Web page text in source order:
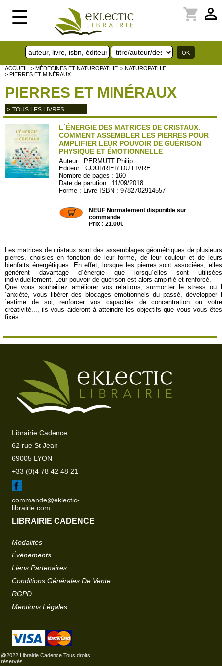
☰ perm_identity
shopping_cart
ACCUEIL > MÉDECINES ET NATUROPATHIE > NATUROPATHIE
> PIERRES ET MINÉRAUX
PIERRES ET MINÉRAUX
> TOUS LES LIVRES
L´ÉNERGIE DES MATRICES DE CRISTAUX.
COMMENT ASSEMBLER LES PIERRES POUR
AMPLIFIER LEUR POUVOIR DE GUÉRISON
PHYSIQUE ET ÉMOTIONNELLE
Auteur : PERMUTT Philip
Editeur :COURRIER DU LIVRE
Nombre de pages : 160
Date de parution : 11/09/2018
Forme : Livre ISBN : 9782702914557
NEUF Normalement disponible sur
commande
Prix : 21.00€
Les matrices de cristaux sont des assemblages géométriques de plusieurs
pierres, choisies en fonction de leur forme, de leur couleur et de leurs
bienfaits énergétiques. En effet, lorsque les pierres sont associées, elles
génèrent davantage d´énergie que lorsqu´elles sont utilisées
individuellement. Leur pouvoir de guérison est alors amplifié et renforcé.
Que vous souhaitiez améliorer vos relations, surmonter le stress ou l
´anxiété, vous libérer des blocages émotionnels du passé, développer l
´estime de soi, renforcer vos capacités de concentration ou votre
créativité..., ils vous aideront à atteindre les objectifs que vous vous êtes
fixés.
Librairie Cadence
62 rue St Jean
69005 LYON
+33 (0)4 78 42 48 21
commande@eklectic-
librairie.com
LIBRAIRIE CADENCE
Modalités
Événements
Liens Partenaires
Conditions Générales De Vente
RGPD
Mentions Légales
@2022 Librairie Cadence Tous droits
réservés.